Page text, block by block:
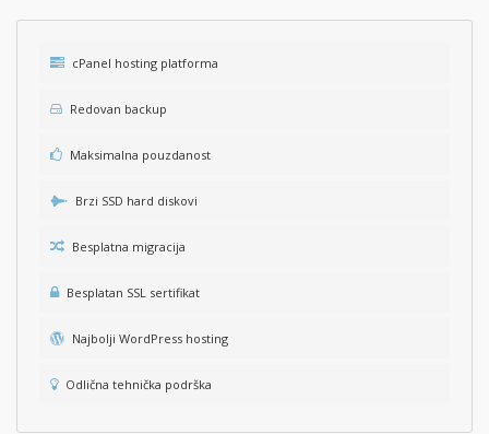
cPanel hosting platforma
Redovan backup
Maksimalna pouzdanost
Brzi SSD hard diskovi
Besplatna migracija
Besplatan SSL sertifikat
Najbolji WordPress hosting
Odlična tehnička podrška